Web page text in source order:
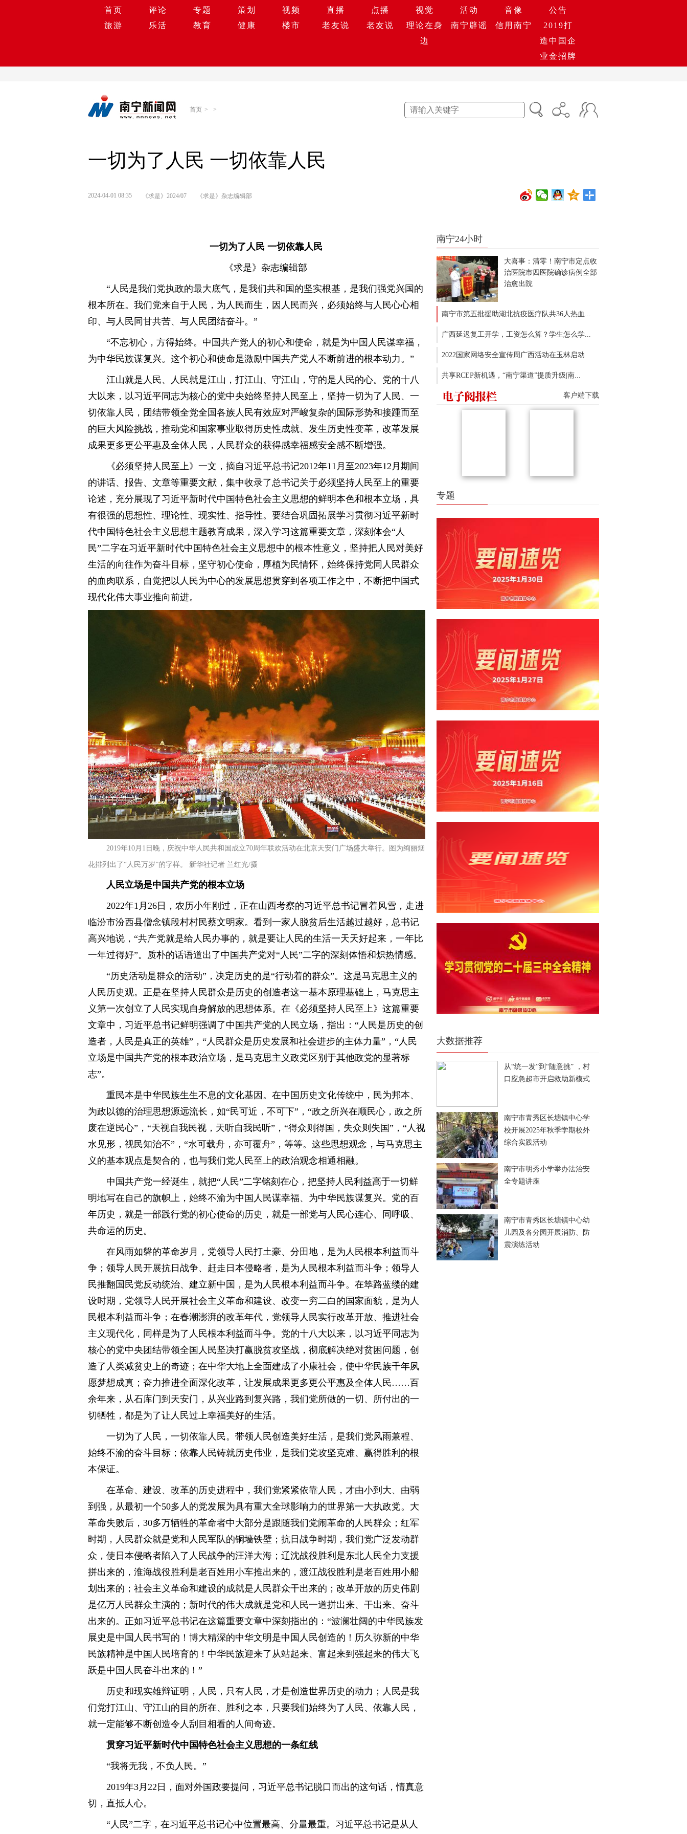
首页 评论 专题 策划 视频 直播 点播 视觉 活动 音像
公告
旅游
乐活 教育 健康 楼市 老友说 老友说
理论在身
边
南宁辟谣 信用南宁
2019打
造中国企
业金招牌
首页 > >
一切为了人民 一切依靠人民
2024-04-01 08:35 《求是》2024/07 《求是》杂志编辑部
一切为了人民 一切依靠人民
《求是》杂志编辑部
“人民是我们党执政的最大底气，是我们共和国的坚实根基，是我们强党兴国的
根本所在。我们党来自于人民，为人民而生，因人民而兴，必须始终与人民心心相
印、与人民同甘共苦、与人民团结奋斗。”
“不忘初心，方得始终。中国共产党人的初心和使命，就是为中国人民谋幸福，
为中华民族谋复兴。这个初心和使命是激励中国共产党人不断前进的根本动力。”
江山就是人民、人民就是江山，打江山、守江山，守的是人民的心。党的十八
大以来，以习近平同志为核心的党中央始终坚持人民至上，坚持一切为了人民、一
切依靠人民，团结带领全党全国各族人民有效应对严峻复杂的国际形势和接踵而至
的巨大风险挑战，推动党和国家事业取得历史性成就、发生历史性变革，改革发展
成果更多更公平惠及全体人民，人民群众的获得感幸福感安全感不断增强。
《必须坚持人民至上》一文，摘自习近平总书记2012年11月至2023年12月期间
的讲话、报告、文章等重要文献，集中收录了总书记关于必须坚持人民至上的重要
论述，充分展现了习近平新时代中国特色社会主义思想的鲜明本色和根本立场，具
有很强的思想性、理论性、现实性、指导性。要结合巩固拓展学习贯彻习近平新时
代中国特色社会主义思想主题教育成果，深入学习这篇重要文章，深刻体会“人
民”二字在习近平新时代中国特色社会主义思想中的根本性意义，坚持把人民对美好
生活的向往作为奋斗目标，坚守初心使命，厚植为民情怀，始终保持党同人民群众
的血肉联系，自觉把以人民为中心的发展思想贯穿到各项工作之中，不断把中国式
现代化伟大事业推向前进。
2019年10月1日晚，庆祝中华人民共和国成立70周年联欢活动在北京天安门广场盛大举行。图为绚丽烟
花排列出了“人民万岁”的字样。 新华社记者 兰红光/摄
人民立场是中国共产党的根本立场
2022年1月26日，农历小年刚过，正在山西考察的习近平总书记冒着风雪，走进
临汾市汾西县僧念镇段村村民蔡文明家。看到一家人脱贫后生活越过越好，总书记
高兴地说，“共产党就是给人民办事的，就是要让人民的生活一天天好起来，一年比
一年过得好”。质朴的话语道出了中国共产党对“人民”二字的深刻体悟和炽热情感。
“历史活动是群众的活动”，决定历史的是“行动着的群众”。这是马克思主义的
人民历史观。正是在坚持人民群众是历史的创造者这一基本原理基础上，马克思主
义第一次创立了人民实现自身解放的思想体系。在《必须坚持人民至上》这篇重要
文章中，习近平总书记鲜明强调了中国共产党的人民立场，指出：“人民是历史的创
造者，人民是真正的英雄”，“人民群众是历史发展和社会进步的主体力量”，“人民
立场是中国共产党的根本政治立场，是马克思主义政党区别于其他政党的显著标
志”。
重民本是中华民族生生不息的文化基因。在中国历史文化传统中，民为邦本、
为政以德的治理思想源远流长，如“民可近，不可下”，“政之所兴在顺民心，政之所
废在逆民心”，“天视自我民视，天听自我民听”，“得众则得国，失众则失国”，“人视
水见形，视民知治不”，“水可载舟，亦可覆舟”，等等。这些思想观念，与马克思主
义的基本观点是契合的，也与我们党人民至上的政治观念相通相融。
中国共产党一经诞生，就把“人民”二字铭刻在心，把坚持人民利益高于一切鲜
明地写在自己的旗帜上，始终不渝为中国人民谋幸福、为中华民族谋复兴。党的百
年历史，就是一部践行党的初心使命的历史，就是一部党与人民心连心、同呼吸、
共命运的历史。
在风雨如磐的革命岁月，党领导人民打土豪、分田地，是为人民根本利益而斗
争；领导人民开展抗日战争、赶走日本侵略者，是为人民根本利益而斗争；领导人
民推翻国民党反动统治、建立新中国，是为人民根本利益而斗争。在筚路蓝缕的建
设时期，党领导人民开展社会主义革命和建设、改变一穷二白的国家面貌，是为人
民根本利益而斗争；在春潮澎湃的改革年代，党领导人民实行改革开放、推进社会
主义现代化，同样是为了人民根本利益而斗争。党的十八大以来，以习近平同志为
核心的党中央团结带领全国人民坚决打赢脱贫攻坚战，彻底解决绝对贫困问题，创
造了人类减贫史上的奇迹；在中华大地上全面建成了小康社会，使中华民族千年夙
愿梦想成真；奋力推进全面深化改革，让发展成果更多更公平惠及全体人民……百
余年来，从石库门到天安门，从兴业路到复兴路，我们党所做的一切、所付出的一
切牺牲，都是为了让人民过上幸福美好的生活。
一切为了人民，一切依靠人民。带领人民创造美好生活，是我们党风雨兼程、
始终不渝的奋斗目标；依靠人民铸就历史伟业，是我们党攻坚克难、赢得胜利的根
本保证。
在革命、建设、改革的历史进程中，我们党紧紧依靠人民，才由小到大、由弱
到强，从最初一个50多人的党发展为具有重大全球影响力的世界第一大执政党。大
革命失败后，30多万牺牲的革命者中大部分是跟随我们党闹革命的人民群众；红军
时期，人民群众就是党和人民军队的铜墙铁壁；抗日战争时期，我们党广泛发动群
众，使日本侵略者陷入了人民战争的汪洋大海；辽沈战役胜利是东北人民全力支援
拼出来的，淮海战役胜利是老百姓用小车推出来的，渡江战役胜利是老百姓用小船
划出来的；社会主义革命和建设的成就是人民群众干出来的；改革开放的历史伟剧
是亿万人民群众主演的；新时代的伟大成就是党和人民一道拼出来、干出来、奋斗
出来的。正如习近平总书记在这篇重要文章中深刻指出的：“波澜壮阔的中华民族发
展史是中国人民书写的！博大精深的中华文明是中国人民创造的！历久弥新的中华
民族精神是中国人民培育的！中华民族迎来了从站起来、富起来到强起来的伟大飞
跃是中国人民奋斗出来的！”
历史和现实雄辩证明，人民，只有人民，才是创造世界历史的动力；人民是我
们党打江山、守江山的目的所在、胜利之本，只要我们始终为了人民、依靠人民，
就一定能够不断创造令人刮目相看的人间奇迹。
贯穿习近平新时代中国特色社会主义思想的一条红线
“我将无我，不负人民。”
2019年3月22日，面对外国政要提问，习近平总书记脱口而出的这句话，情真意
切，直抵人心。
“人民”二字，在习近平总书记心中位置最高、分量最重。习近平总书记是从人
南宁24小时
大喜事：清零！南宁市定点收
治医院市四医院确诊病例全部
治愈出院
南宁市第五批援助湖北抗疫医疗队共36人热血...
广西延迟复工开学，工资怎么算？学生怎么学...
2022国家网络安全宣传周广西活动在玉林启动
共享RCEP新机遇，“南宁渠道”提质升级|南...
客户端下载
专题
大数据推荐
从“统一发”到“随意挑” ，村
口应急超市开启救助新模式
南宁市青秀区长塘镇中心学
校开展2025年秋季学期校外
综合实践活动
南宁市明秀小学举办法治安
全专题讲座
南宁市青秀区长塘镇中心幼
儿园及各分园开展消防、防
震演练活动